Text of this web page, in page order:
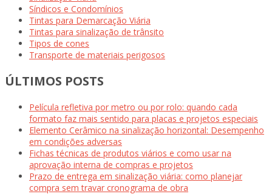
Síndicos e Condomínios
Tintas para Demarcação Viária
Tintas para sinalização de trânsito
Tipos de cones
Transporte de materiais perigosos
ÚLTIMOS POSTS
Película refletiva por metro ou por rolo: quando cada
formato faz mais sentido para placas e projetos especiais
Elemento Cerâmico na sinalização horizontal: Desempenho
em condições adversas
Fichas técnicas de produtos viários e como usar na
aprovação interna de compras e projetos
Prazo de entrega em sinalização viária: como planejar
compra sem travar cronograma de obra